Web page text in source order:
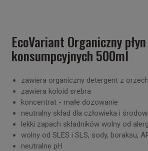
EcoVariant Organiczny
konsumpcyjnych 500ml
zawiera organiczny detergent z
zawiera koloid srebra
koncentrat - małe dozowanie
neutralny skład dla człowieka i
lekki zapach składników wolny od
wolny od SLES i SLS, sody, boraksu,
neutralne pH